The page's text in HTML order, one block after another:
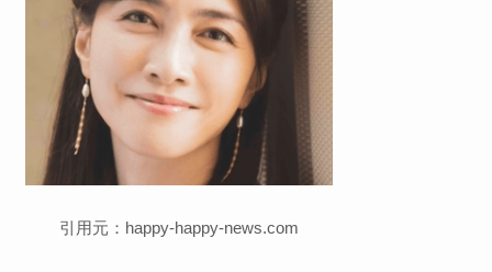
引用元：happy-happy-news.com